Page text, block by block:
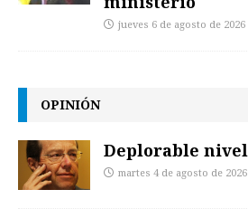
jueves 6 de agosto de 2026
OPINIÓN
Deplorable nivel
martes 4 de agosto de 2026